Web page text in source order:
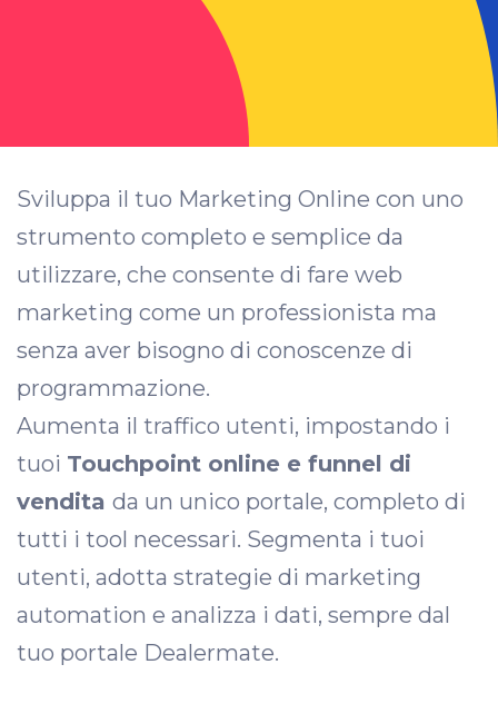
Sviluppa il tuo Marketing Online con uno
strumento completo e semplice da
utilizzare, che consente di fare web
marketing come un professionista ma
senza aver bisogno di conoscenze di
programmazione.
Aumenta il traffico utenti, impostando i
tuoi Touchpoint online e funnel di
vendita da un unico portale, completo di
tutti i tool necessari. Segmenta i tuoi
utenti, adotta strategie di marketing
automation e analizza i dati, sempre dal
tuo portale Dealermate.